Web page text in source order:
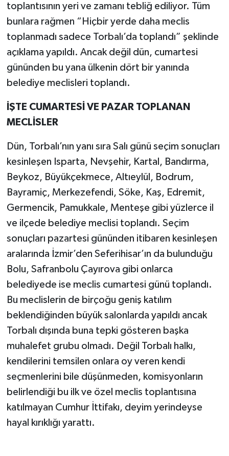
toplantısının yeri ve zamanı tebliğ ediliyor. Tüm
bunlara rağmen “Hiçbir yerde daha meclis
toplanmadı sadece Torbalı’da toplandı” şeklinde
açıklama yapıldı. Ancak değil dün, cumartesi
gününden bu yana ülkenin dört bir yanında
belediye meclisleri toplandı.
İŞTE CUMARTESİ VE PAZAR TOPLANAN
MECLİSLER
Dün, Torbalı’nın yanı sıra Salı günü seçim sonuçları
kesinleşen Isparta, Nevşehir, Kartal, Bandırma,
Beykoz, Büyükçekmece, Altıeylül, Bodrum,
Bayramiç, Merkezefendi, Söke, Kaş, Edremit,
Germencik, Pamukkale, Menteşe gibi yüzlerce il
ve ilçede belediye meclisi toplandı. Seçim
sonuçları pazartesi gününden itibaren kesinleşen
aralarında İzmir’den Seferihisar’ın da bulunduğu
Bolu, Safranbolu Çayırova gibi onlarca
belediyede ise meclis cumartesi günü toplandı.
Bu meclislerin de birçoğu geniş katılım
beklendiğinden büyük salonlarda yapıldı ancak
Torbalı dışında buna tepki gösteren başka
muhalefet grubu olmadı. Değil Torbalı halkı,
kendilerini temsilen onlara oy veren kendi
seçmenlerini bile düşünmeden, komisyonların
belirlendiği bu ilk ve özel meclis toplantısına
katılmayan Cumhur İttifakı, deyim yerindeyse
hayal kırıklığı yarattı.